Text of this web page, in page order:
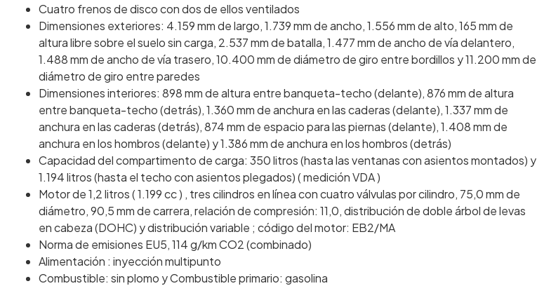
Cuatro frenos de disco con dos de ellos ventilados
Dimensiones exteriores: 4.159 mm de largo, 1.739 mm de ancho, 1.556 mm de alto, 165 mm de
altura libre sobre el suelo sin carga, 2.537 mm de batalla, 1.477 mm de ancho de vía delantero,
1.488 mm de ancho de vía trasero, 10.400 mm de diámetro de giro entre bordillos y 11.200 mm de
diámetro de giro entre paredes
Dimensiones interiores: 898 mm de altura entre banqueta-techo (delante), 876 mm de altura
entre banqueta-techo (detrás), 1.360 mm de anchura en las caderas (delante), 1.337 mm de
anchura en las caderas (detrás), 874 mm de espacio para las piernas (delante), 1.408 mm de
anchura en los hombros (delante) y 1.386 mm de anchura en los hombros (detrás)
Capacidad del compartimento de carga: 350 litros (hasta las ventanas con asientos montados) y
1.194 litros (hasta el techo con asientos plegados) ( medición VDA )
Motor de 1,2 litros ( 1.199 cc ) , tres cilindros en línea con cuatro válvulas por cilindro, 75,0 mm de
diámetro, 90,5 mm de carrera, relación de compresión: 11,0, distribución de doble árbol de levas
en cabeza (DOHC) y distribución variable ; código del motor: EB2/MA
Norma de emisiones EU5, 114 g/km CO2 (combinado)
Alimentación : inyección multipunto
Combustible: sin plomo y Combustible primario: gasolina